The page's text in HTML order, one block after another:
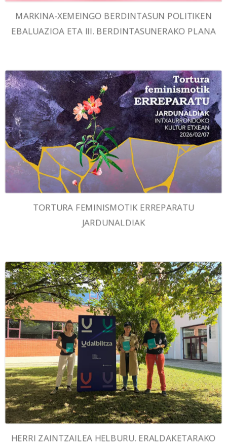
MARKINA-XEMEINGO BERDINTASUN POLITIKEN
EBALUAZIOA ETA III. BERDINTASUNERAKO PLANA
TORTURA FEMINISMOTIK ERREPARATU
JARDUNALDIAK
HERRI ZAINTZAILEA HELBURU. ERALDAKETARAKO